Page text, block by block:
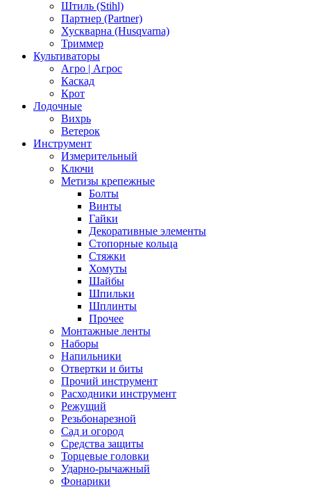
Штиль (Stihl)
Партнер (Partner)
Хускварна (Husqvarna)
Триммер
Культиваторы
Агро | Агрос
Каскад
Крот
Лодочные
Вихрь
Ветерок
Инструмент
Измерительный
Ключи
Метизы крепежные
Болты
Винты
Гайки
Декоративные элементы
Стопорные кольца
Стяжки
Хомуты
Шайбы
Шпильки
Шплинты
Прочее
Монтажные ленты
Наборы
Напильники
Отвертки и биты
Прочий инструмент
Расходники инструмент
Режущий
Резьбонарезной
Сад и огород
Средства защиты
Торцевые головки
Ударно-рычажный
Фонарики